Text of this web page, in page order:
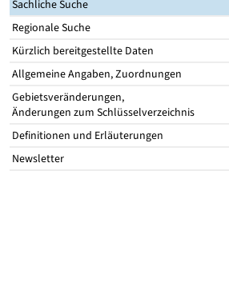
Sachliche Suche
Regionale Suche
Kürzlich bereitgestellte Daten
Allgemeine Angaben, Zuordnungen
Gebietsveränderungen,
Änderungen zum Schlüsselverzeichnis
Definitionen und Erläuterungen
Newsletter